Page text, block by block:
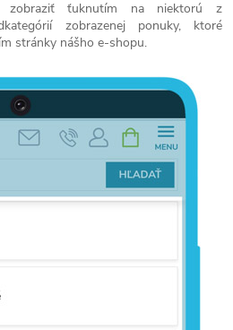
zobraziť ťuknutím na niektorú z
zobrazenej ponuky, ktoré
stránky nášho e-shopu.